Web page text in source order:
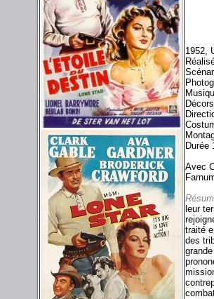
1952,
Durée
Avec
leur
traité
des